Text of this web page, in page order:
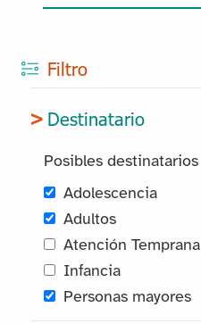
Filtro
Destinatario
Posibles destinatarios
Adolescencia
Adultos
Atención Temprana
Infancia
Personas mayores